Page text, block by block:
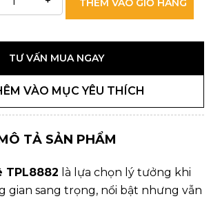
TƯ VẤN MUA NGAY
VÀO MỤC YÊU THÍCH
TẢ SẢN PHẨM
TPL8882 là lựa chọn lý tưởng khi
gian sang trọng, nổi bật nhưng vẫn